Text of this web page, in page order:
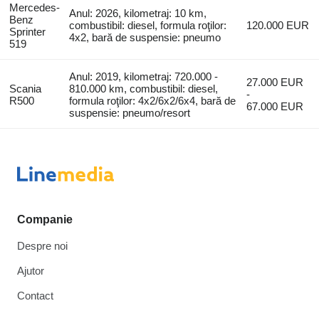
Mercedes-
Benz
Sprinter
519
Anul: 2026, kilometraj: 10 km,
combustibil: diesel, formula roţilor:
4x2, bară de suspensie: pneumo
120.000 EUR
Scania
R500
Anul: 2019, kilometraj: 720.000 -
810.000 km, combustibil: diesel,
formula roţilor: 4x2/6x2/6x4, bară de
suspensie: pneumo/resort
27.000 EUR
-
67.000 EUR
Companie
Despre noi
Ajutor
Contact